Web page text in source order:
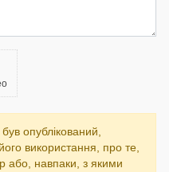
опублікований,
використання, про те,
або, навпаки, з якими